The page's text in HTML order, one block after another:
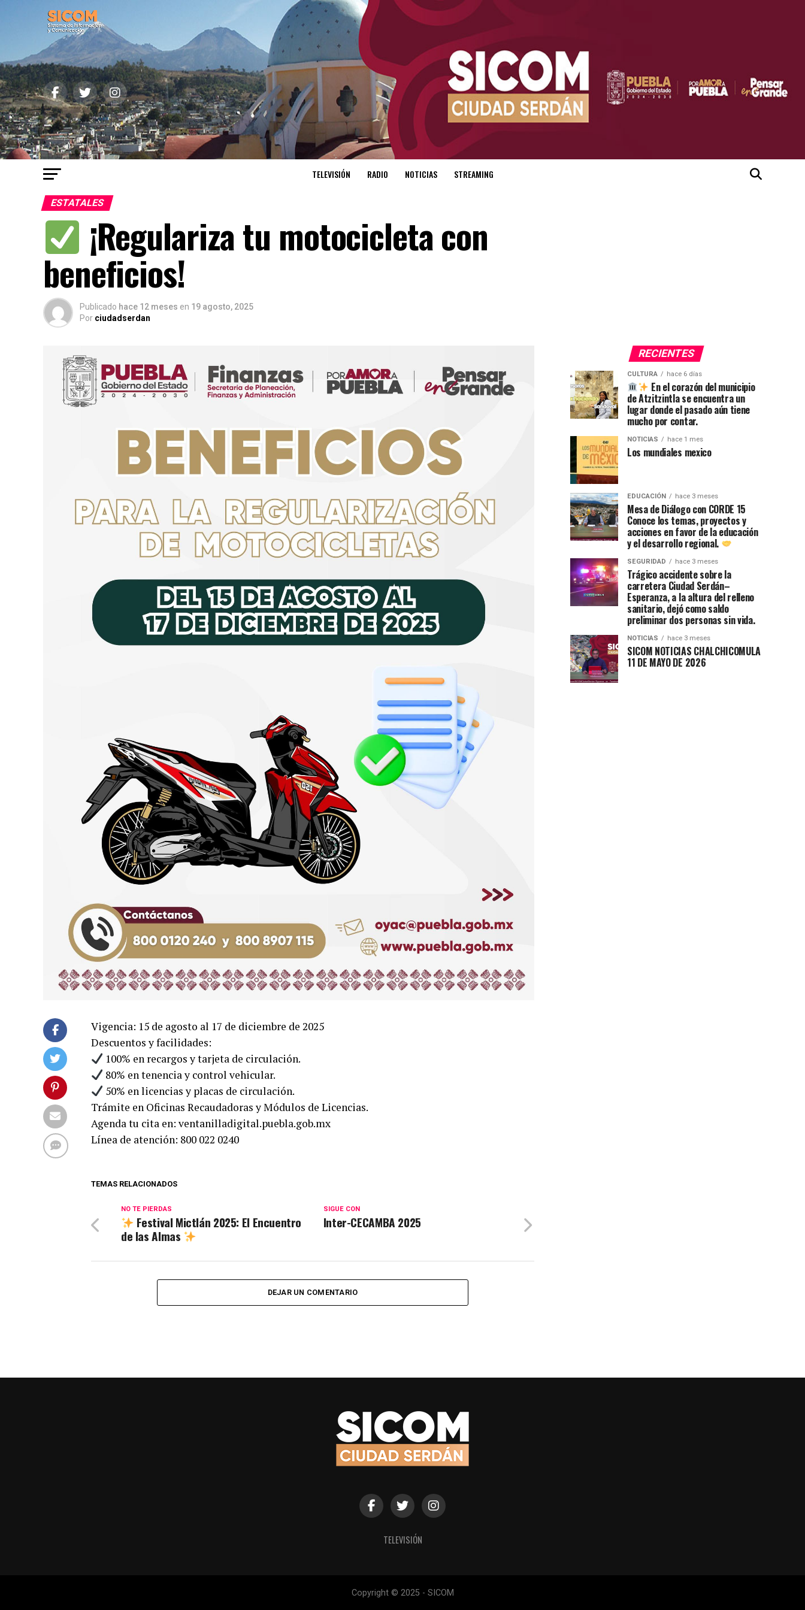
TELEVISIÓN RADIO NOTICIAS STREAMING
ESTATALES
¡Regulariza tu motocicleta con
beneficios!
Publicado hace 12 meses en 19 agosto, 2025
Por ciudadserdan
Vigencia: 15 de agosto al 17 de diciembre de 2025
Descuentos y facilidades:
100% en recargos y tarjeta de circulación.
80% en tenencia y control vehicular.
50% en licencias y placas de circulación.
Trámite en Oficinas Recaudadoras y Módulos de Licencias.
Agenda tu cita en: ventanilladigital.puebla.gob.mx
Línea de atención: 800 022 0240
TEMAS RELACIONADOS
SIGUE CON
Inter-CECAMBA 2025
NO TE PIERDAS
Festival Mictlán 2025: El Encuentro
de las Almas
DEJAR UN COMENTARIO
RECIENTES
CULTURA hace 6 días
En el corazón del municipio
de Atzitzintla se encuentra un
lugar donde el pasado aún tiene
mucho por contar.
NOTICIAS hace 1 mes
Los mundiales mexico
EDUCACIÓN hace 3 meses
Mesa de Diálogo con CORDE 15
Conoce los temas, proyectos y
acciones en favor de la educación
y el desarrollo regional.
SEGURIDAD hace 3 meses
Trágico accidente sobre la
carretera Ciudad Serdán–
Esperanza, a la altura del relleno
sanitario, dejó como saldo
preliminar dos personas sin vida.
NOTICIAS hace 3 meses
SICOM NOTICIAS CHALCHICOMULA
11 DE MAYO DE 2026
TELEVISIÓN
Copyright © 2025 - SICOM